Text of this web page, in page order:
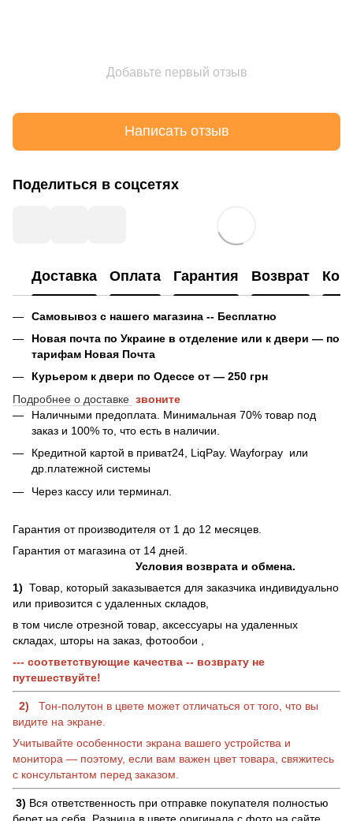
Добавьте первый отзыв
Написать отзыв
Поделиться в соцсетях
Доставка Оплата Гарантия Возврат
Самовывоз с нашего магазина -- Бесплатно
Новая почта по Украине в отделение или к двери — по
тарифам Новая Почта
Курьером к двери по Одессе от — 250 грн
Подробнее о доставке звоните
Наличными предоплата. Минимальная 70% товар под
заказ и 100% то, что есть в наличии.
Кредитной картой в приват24, LiqPay. Wayforpay или
др.платежной системы
Через кассу или терминал.
Гарантия от производителя от 1 до 12 месяцев.
Гарантия от магазина от 14 дней.
Условия возврата и обмена.
1) Товар, который заказывается для заказчика индивидуально
или привозится с удаленных складов,
в том числе отрезной товар, аксессуары на удаленных
складах, шторы на заказ, фотообои ,
--- соответствующие качества -- возврату не
путешествуйте!
2)
Тон-полутон в цвете может отличаться от того, что вы
видите на экране.
Учитывайте особенности экрана вашего устройства и
монитора — поэтому, если вам важен цвет товара, свяжитесь
с консультантом перед заказом.
3) Вся ответственность при отправке покупателя полностью